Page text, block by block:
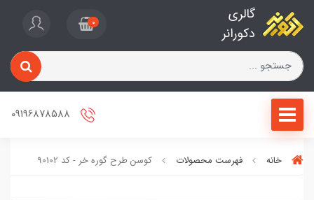
گالری
دکورانر
0
خانه فهرست محصولات کوسن طرح گوره خر - کد 90102